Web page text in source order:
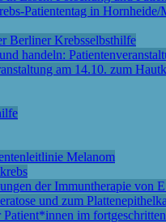
Patiententag in Hornheide/
Berliner Krebsselbsthilfe
handeln:
am 14.10. zum
Melanom
der Immuntherapie von
und zum
im